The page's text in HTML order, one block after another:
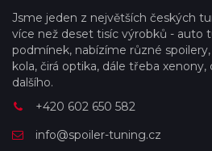
Jsme jeden z největších českých
více než deset tisíc výrobků - auto
podmínek, nabízíme různé
kola, čirá optika, dále třeba
dalšího.
+420 602 650 582
info@spoiler-tuning.cz